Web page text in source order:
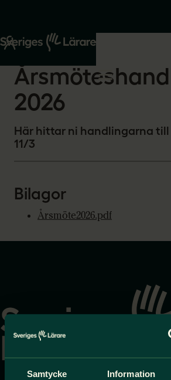
Samtycke Information
Start
Om oss
2026-02-25
2026
Här hittar ni handlingarna
11/3
Bilagor
Årsmöte2026.pdf
startsidan